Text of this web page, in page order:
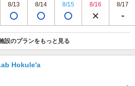
8/13 8/14 8/15 8/16 8/17
設のプランをもっと見る
Hokule'a